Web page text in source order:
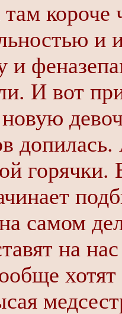
короче
и
И вот
самом
на
хотят